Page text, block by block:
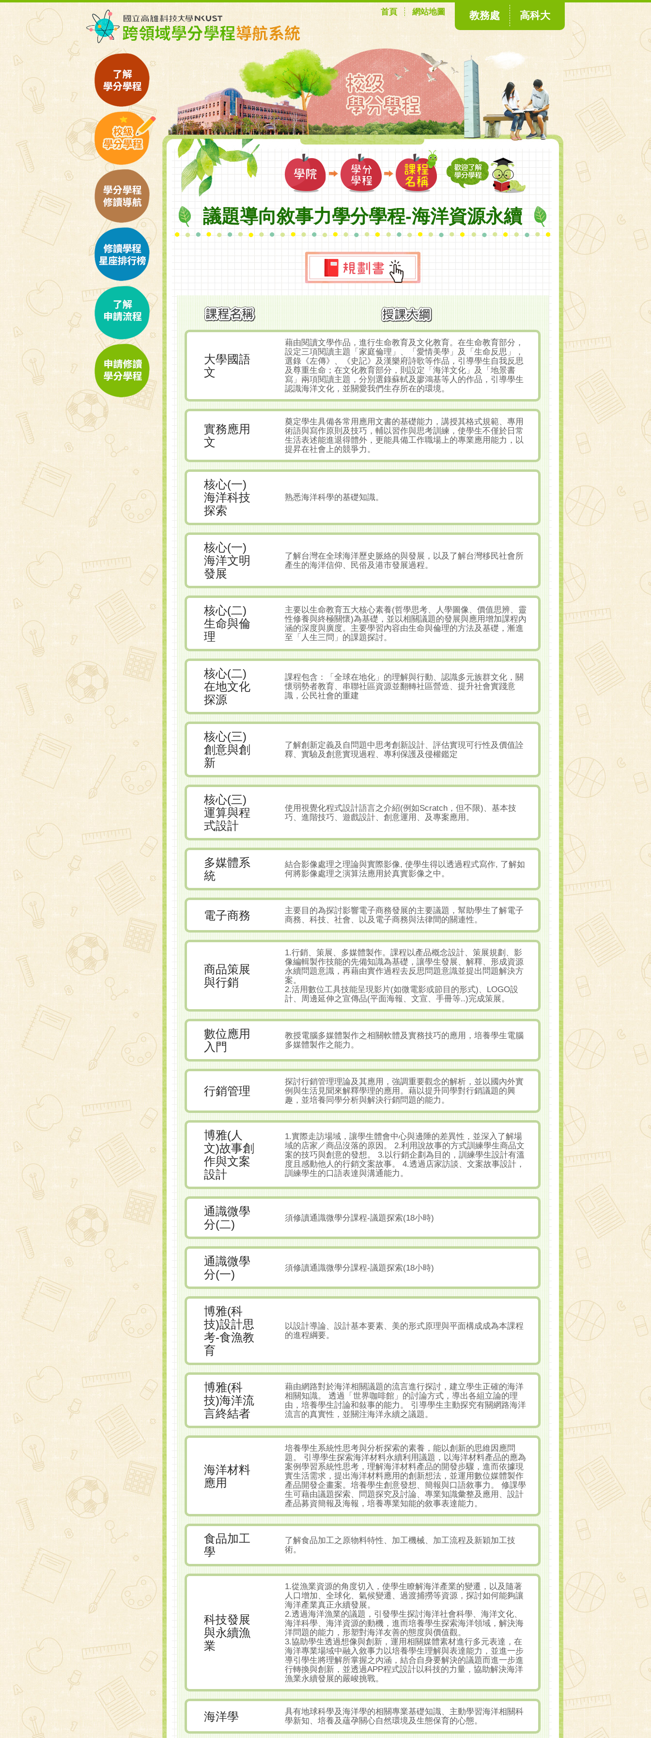
首頁 網站地圖 教務處 高科大
議題導向敘事力學分學程-海洋資源永續
大學國語
文
藉由閱讀文學作品，進行生命教育及文化教育。在生命教育部分，
設定三項閱讀主題「家庭倫理」、「愛情美學」及「生命反思」，
選錄《左傳》、《史記》及漢樂府詩歌等作品，引導學生自我反思
及尊重生命；在文化教育部分，則設定「海洋文化」及「地景書
寫」兩項閱讀主題，分別選錄蘇軾及廖鴻基等人的作品，引導學生
認識海洋文化，並關愛我們生存所在的環境。
實務應用
文
奠定學生具備各常用應用文書的基礎能力，講授其格式規範、專用
術語與寫作原則及技巧，輔以習作與思考訓練，使學生不僅於日常
生活表述能進退得體外，更能具備工作職場上的專業應用能力，以
提昇在社會上的競爭力。
核心(一)
海洋科技
探索
熟悉海洋科學的基礎知識。
核心(一)
海洋文明
發展
了解台灣在全球海洋歷史脈絡的與發展，以及了解台灣移民社會所
產生的海洋信仰、民俗及港市發展過程。
核心(二)
生命與倫
理
主要以生命教育五大核心素養(哲學思考、人學圖像、價值思辨、靈
性修養與終極關懷)為基礎，並以相關議題的發展與應用增加課程內
涵的深度與廣度。主要學習內容由生命與倫理的方法及基礎，漸進
至「人生三問」的課題探討。
核心(二)
在地文化
探源
課程包含：「全球在地化」的理解與行動、認識多元族群文化，關
懷弱勢者教育、串聯社區資源並翻轉社區營造、提升社會實踐意
識，公民社會的重建
核心(三)
創意與創
新
了解創新定義及自問題中思考創新設計、評估實現可行性及價值詮
釋、實驗及創意實現過程、專利保護及侵權鑑定
核心(三)
運算與程
式設計
使用視覺化程式設計語言之介紹(例如Scratch，但不限)、基本技
巧、進階技巧、遊戲設計、創意運用、及專案應用。
多媒體系
統
結合影像處理之理論與實際影像, 使學生得以透過程式寫作, 了解如
何將影像處理之演算法應用於真實影像之中。
電子商務
主要目的為探討影響電子商務發展的主要議題，幫助學生了解電子
商務、科技、社會、以及電子商務與法律間的關連性。
商品策展
與行銷
1.行銷、策展、多媒體製作。課程以產品概念設計、策展規劃、影
像編輯製作技能的先備知識為基礎，讓學生發展、解釋、形成資源
永續問題意識，再藉由實作過程去反思問題意識並提出問題解決方
案。
2.活用數位工具技能呈現影片(如微電影或節目的形式)、LOGO設
計、周邊延伸之宣傳品(平面海報、文宣、手冊等..)完成策展。
數位應用
入門
教授電腦多媒體製作之相關軟體及實務技巧的應用，培養學生電腦
多媒體製作之能力。
行銷管理
探討行銷管理理論及其應用，強調重要觀念的解析，並以國內外實
例與生活見聞來解釋學理的應用。藉以提升同學對行銷議題的興
趣，並培養同學分析與解決行銷問題的能力。
博雅(人
文)故事創
作與文案
設計
1.實際走訪場域，讓學生體會中心與邊陲的差異性，並深入了解場
域的店家／商品沒落的原因。 2.利用說故事的方式訓練學生商品文
案的技巧與創意的發想。 3.以行銷企劃為目的，訓練學生設計有溫
度且感動他人的行銷文案故事。 4.透過店家訪談、文案故事設計，
訓練學生的口語表達與溝通能力。
通識微學
分(二)
須修讀通識微學分課程-議題探索(18小時)
通識微學
分(一)
須修讀通識微學分課程-議題探索(18小時)
博雅(科
技)設計思
考-食漁教
育
以設計導論、設計基本要素、美的形式原理與平面構成成為本課程
的進程綱要。
博雅(科
技)海洋流
言終結者
藉由網路對於海洋相關議題的流言進行探討，建立學生正確的海洋
相關知識。 透過「世界咖啡館」的討論方式，導出各組立論的理
由，培養學生討論和敍事的能力。 引導學生主動探究有關網路海洋
流言的真實性，並關注海洋永續之議題。
海洋材料
應用
培養學生系統性思考與分析探索的素養，能以創新的思維因應問
題。 引導學生探索海洋材料永續利用議題，以海洋材料產品的應為
案例學習系統性思考，理解海洋材料產品的開發步驟，進而依據現
實生活需求，提出海洋材料應用的創新想法，並運用數位媒體製作
產品開發企畫案。培養學生創意發想、簡報與口語敘事力。 修課學
生可藉由議題探索、問題探究及討論、專業知識彙整及應用、設計
產品募資簡報及海報，培養專業知能的敘事表達能力。
食品加工
學
了解食品加工之原物料特性、加工機械、加工流程及新穎加工技
術。
科技發展
與永續漁
業
1.從漁業資源的角度切入，使學生瞭解海洋產業的變遷，以及隨著
人口增加、全球化、氣候變遷、過渡捕撈等資源，探討如何能夠讓
海洋產業真正永續發展。
2.透過海洋漁業的議題，引發學生探討海洋社會科學、海洋文化、
海洋科學、海洋資源的動機，進而培養學生探索海洋領域，解決海
洋問題的能力，形塑對海洋友善的態度與價值觀。
3.協助學生透過想像與創新，運用相關媒體素材進行多元表達，在
海洋專業場域中融入敘事力以培養學生理解與表達能力，並進一步
導引學生將理解所掌握之內涵，結合自身要解決的議題而進一步進
行轉換與創新，並透過APP程式設計以科技的力量，協助解決海洋
漁業永續發展的嚴峻挑戰。
海洋學
具有地球科學及海洋學的相關專業基礎知識、主動學習海洋相關科
學新知、培養及蘊孕關心自然環境及生態保育的心態。